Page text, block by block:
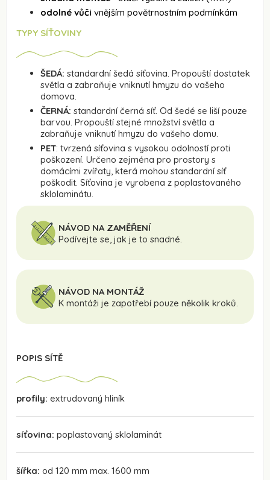
odolné vůči vnějším povětrnostním podmínkám
TYPY SÍŤOVINY
ŠEDÁ: standardní šedá síťovina. Propouští dostatek
světla a zabraňuje vniknutí hmyzu do vašeho
domova.
ČERNÁ: standardní černá síť. Od šedé se liší pouze
barvou. Propouští stejné množství světla a
zabraňuje vniknutí hmyzu do vašeho domu.
PET: tvrzená síťovina s vysokou odolností proti
poškození. Určeno zejména pro prostory s
domácími zvířaty, která mohou standardní síť
poškodit. Síťovina je vyrobena z poplastovaného
sklolaminátu.
NÁVOD NA ZAMĚŘENÍ
Podívejte se, jak je to snadné.
NÁVOD NA MONTÁŽ
K montáži je zapotřebí pouze několik kroků.
POPIS SÍTĚ
profily: extrudovaný hliník
síťovina: poplastovaný sklolaminát
šířka: od 120 mm max. 1600 mm